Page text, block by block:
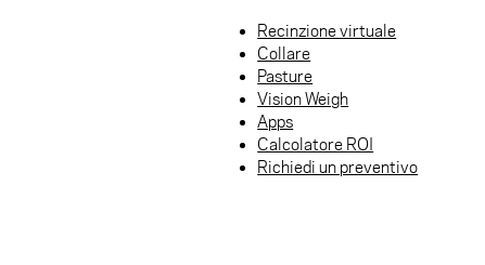
Recinzione virtuale
Collare
Pasture
Vision Weigh
Apps
Calcolatore ROI
Richiedi un preventivo